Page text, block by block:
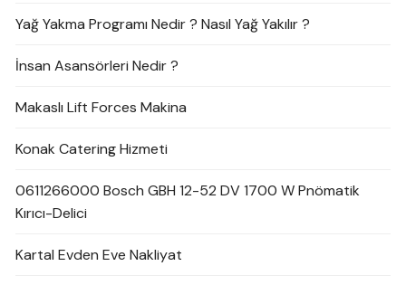
Yağ Yakma Programı Nedir ? Nasıl Yağ Yakılır ?
İnsan Asansörleri Nedir ?
Makaslı Lift Forces Makina
Konak Catering Hizmeti
0611266000 Bosch GBH 12-52 DV 1700 W Pnömatik
Kırıcı-Delici
Kartal Evden Eve Nakliyat